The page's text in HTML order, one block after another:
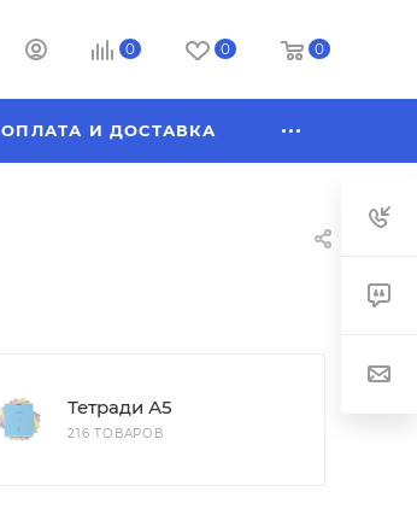
0 0 0
ОПЛАТА И ДОСТАВКА
Тетради А5
216 ТОВАРОВ